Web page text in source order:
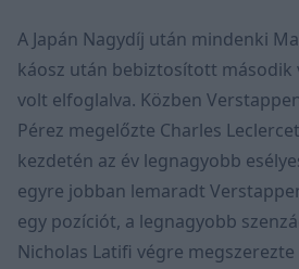
A Japán Nagydíj után mindenki
káosz után bebiztosított második
volt elfoglalva. Közben
Pérez megelőzte Charles
kezdetén az év legnagyobb
egyre jobban lemaradt
egy pozíciót, a legnagyobb
Nicholas Latifi végre